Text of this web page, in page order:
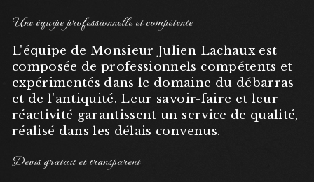
Une équipe professionnelle et compétente
L'équipe de Monsieur Julien Lachaux est
composée de professionnels compétents et
expérimentés dans le domaine du débarras
et de l'antiquité. Leur savoir-faire et leur
réactivité garantissent un service de qualité,
réalisé dans les délais convenus.
Devis gratuit et transparent